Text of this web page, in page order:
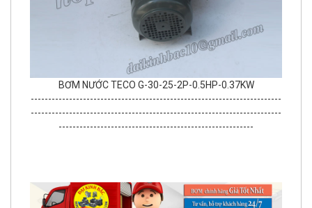
BƠM NƯỚC TECO G-30-25-2P-0.5HP-0.37KW
------------------------------------------------------------------------
------------------------------------------------------------------------
--------------------------------------------------------